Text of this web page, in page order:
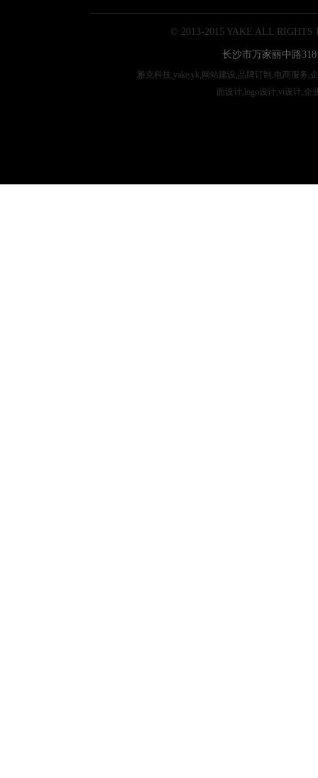
© 2013-2015 YAKE ALL RIGHTS
长沙市万家丽中路
雅克科技,yake,yk,网站建设,品牌订制,电商服务,
面设计,logo设计,vi设计,企